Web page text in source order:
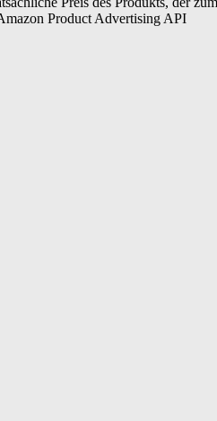
Product Advertising API